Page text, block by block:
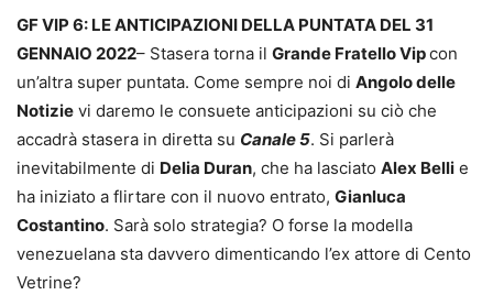
GF VIP 6: LE ANTICIPAZIONI DELLA PUNTATA DEL 31
GENNAIO 2022– Stasera torna il Grande Fratello Vipcon
un’altra super puntata. Come sempre noi di Angolo delle
Notizie vi daremo le consuete anticipazioni su ciò che
accadrà stasera in diretta su Canale 5. Si parlerà
inevitabilmente di Delia Duran, che ha lasciato Alex Belli e
ha iniziato a flirtare con il nuovo entrato, Gianluca
Costantino. Sarà solo strategia? O forse la modella
venezuelana sta davvero dimenticando l’ex attore di Cento
Vetrine?